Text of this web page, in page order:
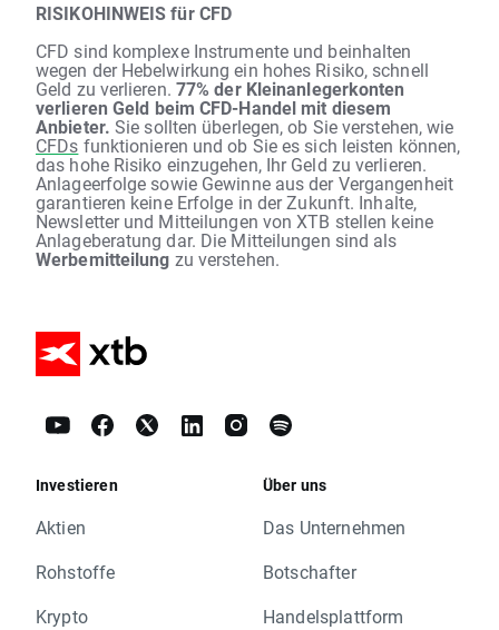
RISIKOHINWEIS für CFD
CFD sind komplexe Instrumente und beinhalten
wegen der Hebelwirkung ein hohes Risiko, schnell
Geld zu verlieren. 77% der Kleinanlegerkonten
verlieren Geld beim CFD-Handel mit diesem
Anbieter. Sie sollten überlegen, ob Sie verstehen, wie
CFDs funktionieren und ob Sie es sich leisten können,
das hohe Risiko einzugehen, Ihr Geld zu verlieren.
Anlageerfolge sowie Gewinne aus der Vergangenheit
garantieren keine Erfolge in der Zukunft. Inhalte,
Newsletter und Mitteilungen von XTB stellen keine
Anlageberatung dar. Die Mitteilungen sind als
Werbemitteilung zu verstehen.
Investieren
Aktien
Rohstoffe
Krypto
Über uns
Das Unternehmen
Botschafter
Handelsplattform